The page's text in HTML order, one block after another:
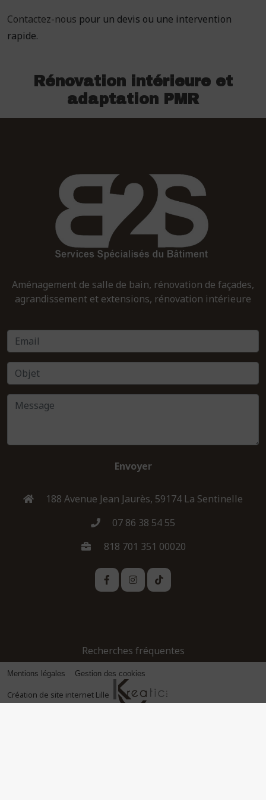
Contactez-nous pour un devis ou une intervention
rapide.
Rénovation intérieure et
adaptation PMR
Aménagement de salle de bain, rénovation de façades,
agrandissement et extensions, rénovation intérieure
Envoyer
188 Avenue Jean Jaurès, 59174 La Sentinelle
07 86 38 54 55
818 701 351 00020
Recherches fréquentes
Mentions légales Gestion des cookies
Création de site internet Lille